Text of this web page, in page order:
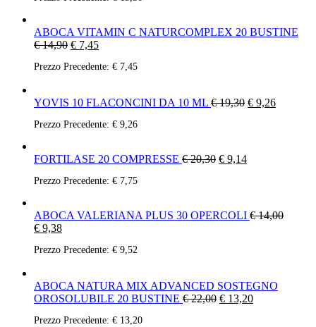
ABOCA VITAMIN C NATURCOMPLEX 20 BUSTINE
€14,90 € 7,45
Prezzo Precedente: € 7,45
YOVIS 10 FLACONCINI DA 10 ML €19,30 € 9,26
Prezzo Precedente: € 9,26
FORTILASE 20 COMPRESSE €20,30 € 9,14
Prezzo Precedente: € 7,75
ABOCA VALERIANA PLUS 30 OPERCOLI €14,00
€ 9,38
Prezzo Precedente: € 9,52
ABOCA NATURA MIX ADVANCED SOSTEGNO
OROSOLUBILE 20 BUSTINE €22,00 € 13,20
Prezzo Precedente: € 13,20